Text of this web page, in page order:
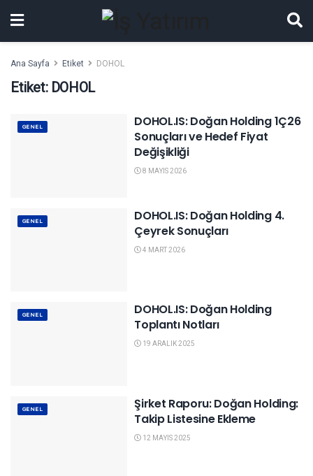
Ana Sayfa Etiket DOHOL
Etiket: DOHOL
GENEL
DOHOL.IS: Doğan Holding 1Ç26
Sonuçları ve Hedef Fiyat
Değişikliği
8 MAYIS 2026
GENEL
DOHOL.IS: Doğan Holding 4.
Çeyrek Sonuçları
4 MART 2026
GENEL
DOHOL.IS: Doğan Holding
Toplantı Notları
19 ARALIK 2025
GENEL
Şirket Raporu: Doğan Holding:
Takip Listesine Ekleme
12 MAYIS 2025